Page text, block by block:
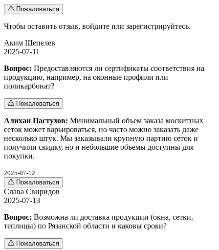
Пожаловаться
Чтобы оставить отзыв, войдите или зарегистрируйтесь.
Аким Шепелев
2025-07-11
Вопрос: Предоставляются ли сертификаты соответствия на
продукцию, например, на оконные профили или
поликарбонат?
Пожаловаться
Алихан Пастухов: Минимальный объем заказа москитных
сеток может варьироваться, но часто можно заказать даже
несколько штук. Мы заказывали крупную партию сеток и
получили скидку, но и небольшие объемы доступны для
покупки.
2025-07-12
Пожаловаться
Слава Свиридов
2025-07-13
Вопрос: Возможна ли доставка продукции (окна, сетки,
теплицы) по Рязанской области и каковы сроки?
Пожаловаться